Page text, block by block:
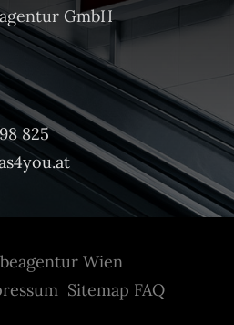
GmbH
825
Wien
Sitemap FAQ